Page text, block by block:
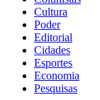
Cultura
Poder
Editorial
Cidades
Esportes
Economia
Pesquisas